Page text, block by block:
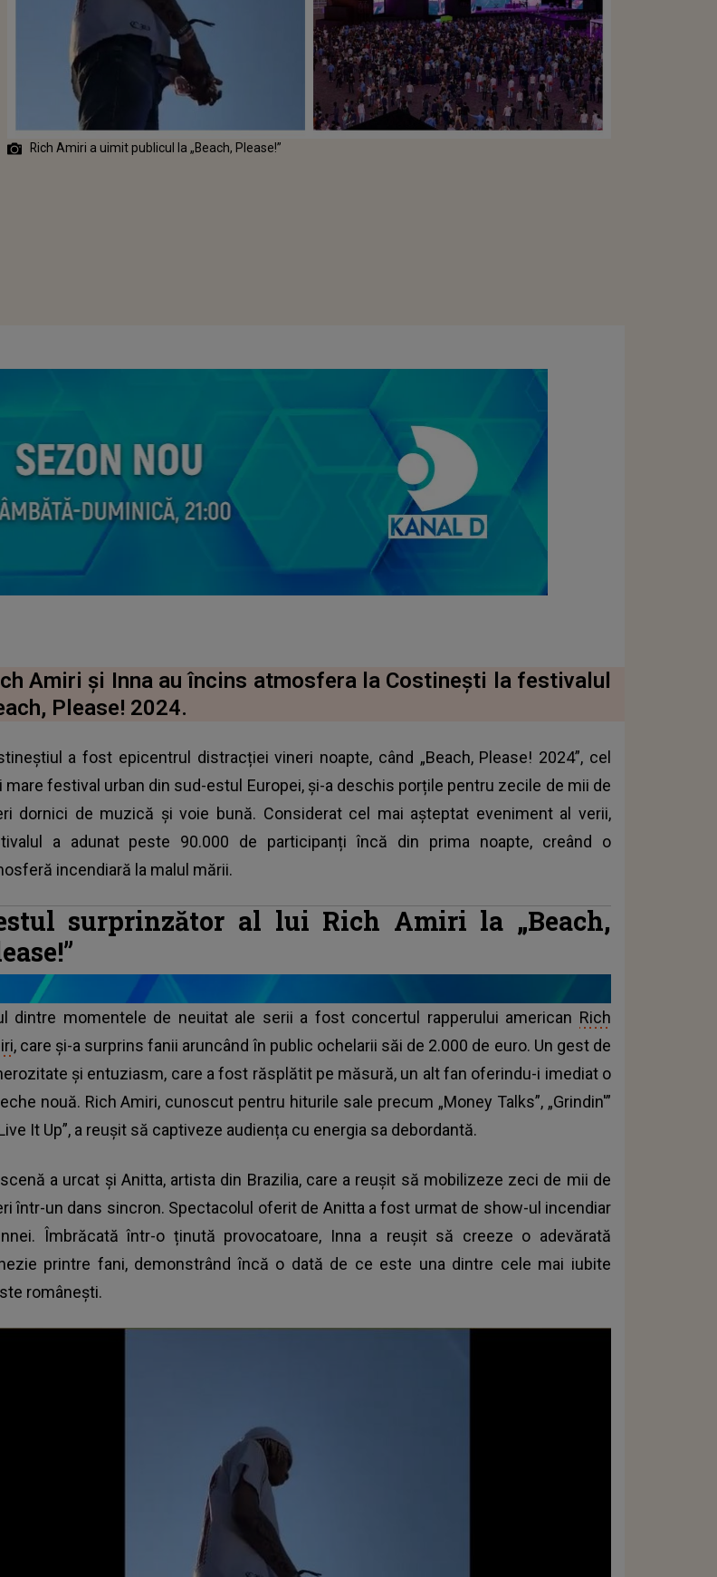
Rich Amiri a uimit publicul la „Beach, Please!”
ARTICOLUL
Amiri și Inna au încins atmosfera la Costinești la festivalul
Please! 2024.
a fost epicentrul distracției vineri noapte, când „Beach, Please! 2024”, cel
mare festival urban din sud-estul Europei, și-a deschis porțile pentru zecile de mii de
dornici de muzică și voie bună. Considerat cel mai așteptat eveniment al verii,
a adunat peste 90.000 de participanți încă din prima noapte, creând o
incendiară la malul mării.
surprinzător al lui Rich Amiri la „Beach,
dintre momentele de neuitat ale serii a fost concertul rapperului american Rich
, care și-a surprins fanii aruncând în public ochelarii săi de 2.000 de euro. Un gest de
și entuziasm, care a fost răsplătit pe măsură, un alt fan oferindu-i imediat o
nouă. Rich Amiri, cunoscut pentru hiturile sale precum „Money Talks”, „Grindin'”
It Up”, a reușit să captiveze audiența cu energia sa debordantă.
a urcat și Anitta, artista din Brazilia, care a reușit să mobilizeze zeci de mii de
într-un dans sincron. Spectacolul oferit de Anitta a fost urmat de show-ul incendiar
Îmbrăcată într-o ținută provocatoare, Inna a reușit să creeze o adevărată
printre fani, demonstrând încă o dată de ce este una dintre cele mai iubite
românești.